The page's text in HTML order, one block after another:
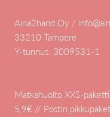
Aina2hand Oy /
33210 Tampere
Y-tunnus: 3009531-1
Matkahuolto XXS-
5,9€ // Postin